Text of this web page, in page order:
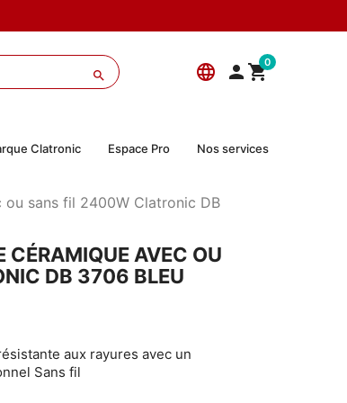
language  0

Clatronic Espace Pro Nos services
ou sans fil 2400W Clatronic DB
CÉRAMIQUE AVEC OU
DB 3706 BLEU
aux rayures avec un
Sans fil